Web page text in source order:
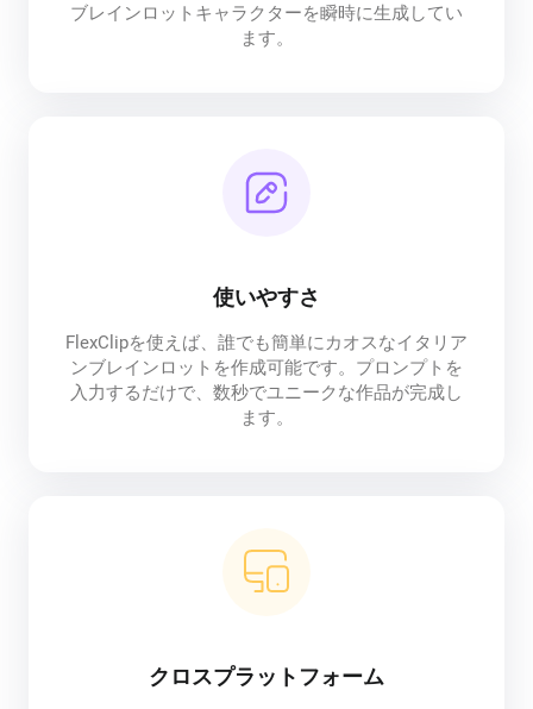
ブレインロットキャラクターを瞬時に生成してい
ます。
使いやすさ
FlexClipを使えば、誰でも簡単にカオスなイタリア
ンブレインロットを作成可能です。プロンプトを
入力するだけで、数秒でユニークな作品が完成し
ます。
クロスプラットフォーム